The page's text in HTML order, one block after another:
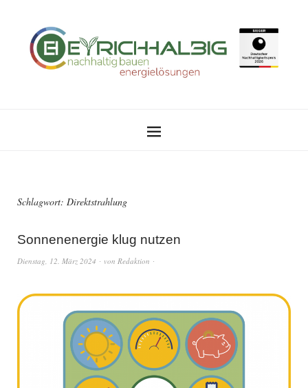
Schlagwort: Direktstrahlung
Sonnenenergie klug nutzen
Dienstag, 12. März 2024 von Redaktion